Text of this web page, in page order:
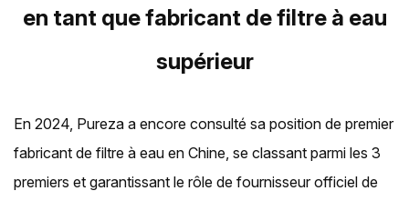
en tant que fabricant de filtre à eau
supérieur
En 2024, Pureza a encore consulté sa position de premier
fabricant de filtre à eau en Chine, se classant parmi les 3
premiers et garantissant le rôle de fournisseur officiel de